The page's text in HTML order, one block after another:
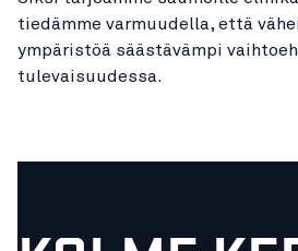
tiedämme varmuudella, että
ympäristöä säästävämpi
tulevaisuudessa.